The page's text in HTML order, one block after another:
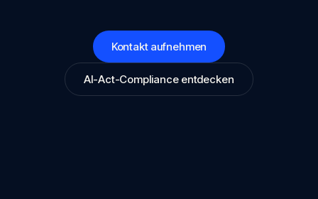
Kontakt aufnehmen
AI-Act-Compliance entdecken